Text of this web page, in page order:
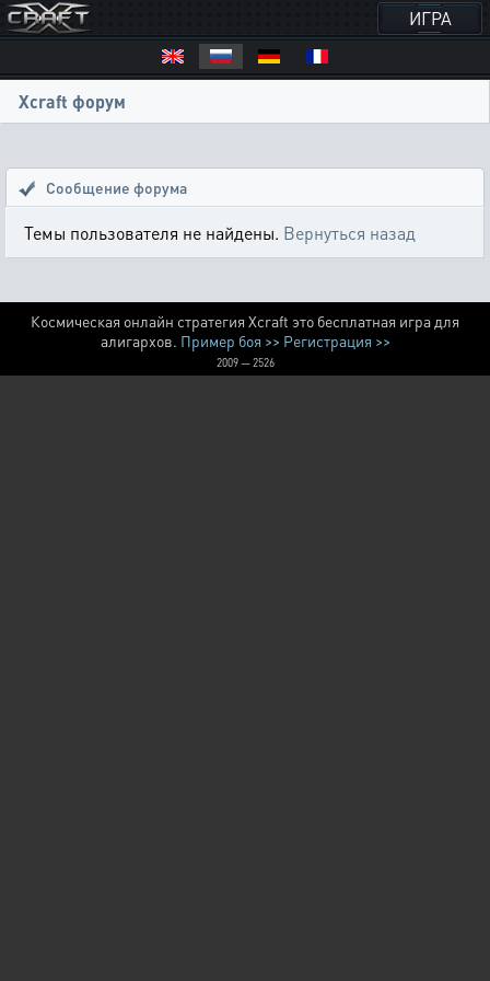
ИГРА
Xcraft форум
Сообщение форума
Темы пользователя не найдены. Вернуться назад
Космическая онлайн стратегия Xcraft это бесплатная игра для
алигархов. Пример боя >> Регистрация >>
2009 — 2526